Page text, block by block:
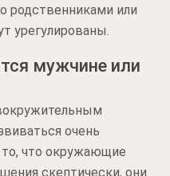
родственниками или
урегулированы.
мужчине или
очень
что окружающие
скептически, они